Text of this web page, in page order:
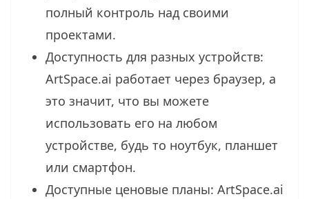
полный контроль над своими
проектами.
Доступность для разных устройств:
ArtSpace.ai работает через браузер, а
это значит, что вы можете
использовать его на любом
устройстве, будь то ноутбук, планшет
или смартфон.
Доступные ценовые планы: ArtSpace.ai